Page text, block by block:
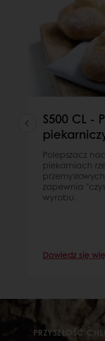
S500 CL -
Polepszacz
piekarniach
zapewnia
wyrobu.
Dowiedz się
PRZYSZŁOŚĆ